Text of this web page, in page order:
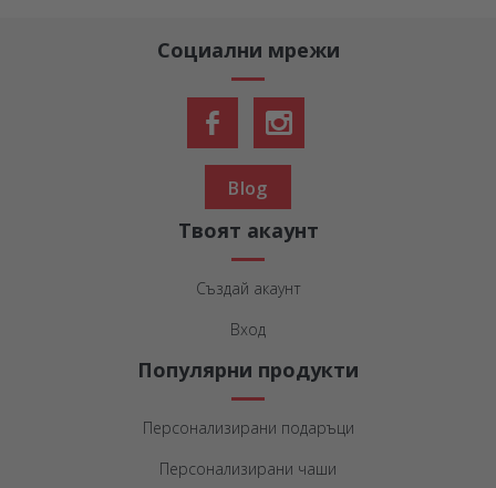
Социални мрежи
Blog
Твоят акаунт
Създай акаунт
Вход
Популярни продукти
Персонализирани подаръци
Персонализирани чаши